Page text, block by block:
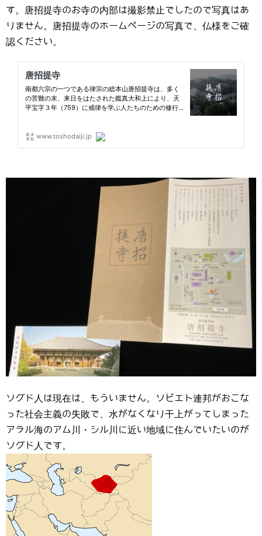
す。唐招提寺のお寺の内部は撮影禁止でしたので写真はあ
りません。唐招提寺のホームページの写真で、仏様をご確
認ください。
ソグド人は現在は、もういません。ソビエト連邦がおこな
った社会主義の失敗で、水がなくなり干上がってしまった
アラル海のアム川・シル川に近い地域に住んでいたいのが
ソグド人です。